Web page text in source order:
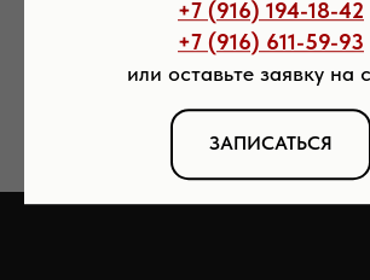
+7 (916) 194-18-42
+7 (916) 611-59-93
или оставьте заявку на
ЗАПИСАТЬСЯ
Так же в каталоге естьшубы из